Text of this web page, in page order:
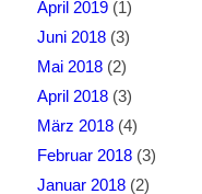
April 2019(1)
Juni 2018(3)
Mai 2018(2)
April 2018(3)
März 2018(4)
Februar 2018(3)
Januar 2018(2)